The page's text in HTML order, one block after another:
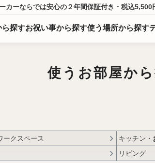
カーならでは安心の２年間保証付き・税込5,500
ら探すお祝い事から探す使う場所から探す
使うお部屋か
ークスペース キッチン・
リビング